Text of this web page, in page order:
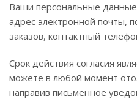
Ваши персональные
адрес электронной почты,
заказов, контактный
Срок действия согласия
можете в любой момент
направив письменное